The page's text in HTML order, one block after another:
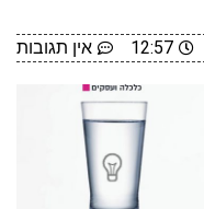
12:57 אין תגובות